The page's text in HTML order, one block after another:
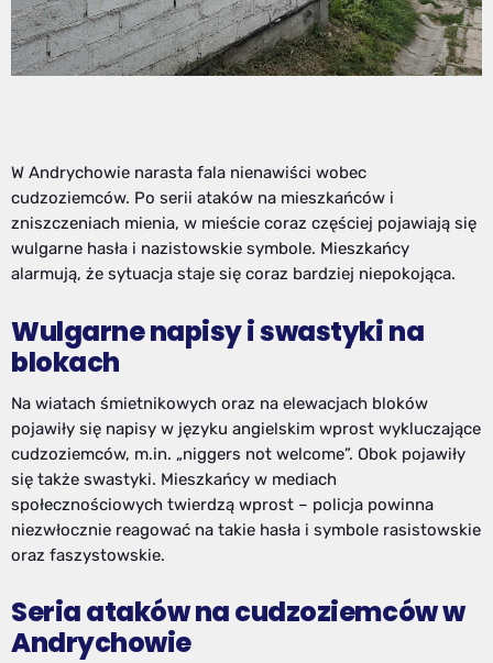
W Andrychowie narasta fala nienawiści wobec
cudzoziemców. Po serii ataków na mieszkańców i
zniszczeniach mienia, w mieście coraz częściej pojawiają się
wulgarne hasła i nazistowskie symbole. Mieszkańcy
alarmują, że sytuacja staje się coraz bardziej niepokojąca.
Wulgarne napisy i swastyki na
blokach
Na wiatach śmietnikowych oraz na elewacjach bloków
pojawiły się napisy w języku angielskim wprost wykluczające
cudzoziemców, m.in. „niggers not welcome”. Obok pojawiły
się także swastyki. Mieszkańcy w mediach
społecznościowych twierdzą wprost – policja powinna
niezwłocznie reagować na takie hasła i symbole rasistowskie
oraz faszystowskie.
Seria ataków na cudzoziemców w
Andrychowie